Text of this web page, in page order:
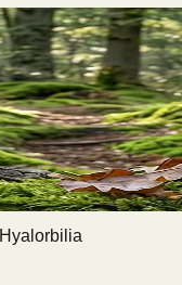
Hyalorbilia